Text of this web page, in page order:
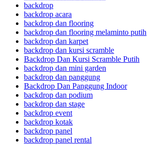
backdrop
backdrop acara
backdrop dan flooring
backdrop dan flooring melaminto putih
backdrop dan karpet
backdrop dan kursi scramble
Backdrop Dan Kursi Scramble Putih
backdrop dan mini garden
backdrop dan panggung
Backdrop Dan Panggung Indoor
backdrop dan podium
backdrop dan stage
backdrop event
backdrop kotak
backdrop panel
backdrop panel rental